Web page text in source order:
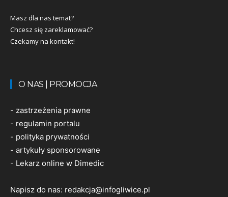
Masz dla nas temat?
Chcesz się zareklamować?
Czekamy na kontakt!
O NAS | PROMOCJA
- zastrzeżenia prawne
- regulamin portalu
- polityka prywatności
- artykuły sponsorowane
- Lekarz online w Dimedic
Napisz do nas: redakcja@infogliwice.pl